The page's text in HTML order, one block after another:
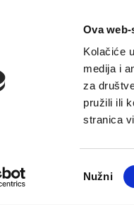
Ova
Kolačiće
medija i
za
pružili ili
stranica
pristanka
Nužni